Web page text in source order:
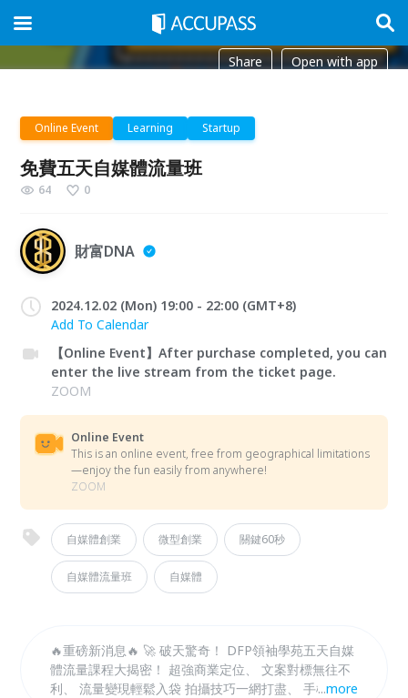
Share Open with app
Online Event Learning Startup
免費五天自媒體流量班
64 0
財富DNA
2024.12.02 (Mon) 19:00 - 22:00 (GMT+8)
Add To Calendar
【Online Event】After purchase completed, you can
enter the live stream from the ticket page.
ZOOM
Online Event
This is an online event, free from geographical limitations
—enjoy the fun easily from anywhere!
ZOOM
自媒體創業 微型創業 關鍵60秒
自媒體流量班 自媒體
🔥重磅新消息🔥 🚀 破天驚奇！ DFP領袖學苑五天自媒
體流量課程大揭密！ 超強商業定位、 文案對標無往不
利、 流量變現輕鬆入袋 拍攝技巧一網打盡、 手機剪輯
...more